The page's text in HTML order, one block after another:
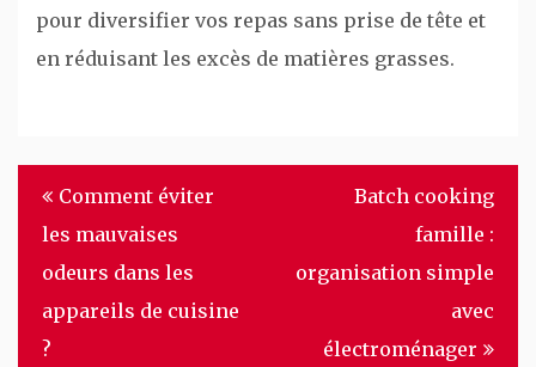
pour diversifier vos repas sans prise de tête et
en réduisant les excès de matières grasses.
Navigation
l’article
Comment éviter
les mauvaises
odeurs dans les
appareils de cuisine
?
Batch cooking
famille :
organisation simple
avec
électroménager